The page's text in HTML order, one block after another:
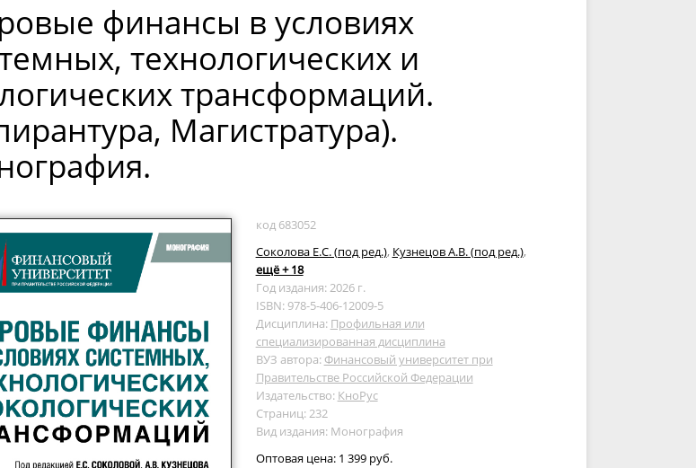
финансы в условиях
технологических и
трансформаций.
Магистратура).
код 683052
Соколова Е.С. (под ред.), Кузнецов А.В. (под ред.),
ещё + 18
Год издания: 2026 г.
ISBN: 978-5-406-12009-5
Дисциплина: Профильная или
специализированная дисциплина
ВУЗ автора: Финансовый университет при
Правительстве Российской Федерации
Издательство: КноРус
Страниц: 232
Вид издания: Монография
Оптовая цена: 1 399 руб.